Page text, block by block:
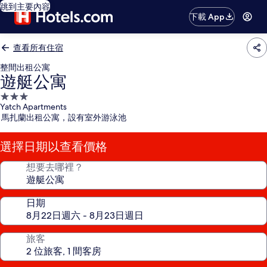
跳到主要內容
下載 App
查看所有住宿
整間出租公寓
遊艇公寓
3.0
星
級
住
宿
Yatch Apartments
馬扎蘭出租公寓，設有室外游泳池
選擇日期以查看價格
想要去哪裡？
日期
旅客